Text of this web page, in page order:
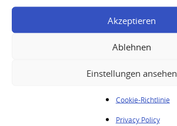
Akzeptieren
Ablehnen
Einstellungen ansehen
Cookie-Richtlinie
Privacy Policy